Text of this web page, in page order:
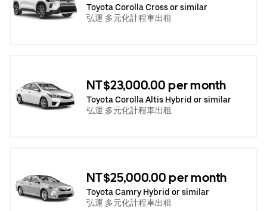
Toyota Corolla Cross or similar
弘運 多元化計程車出租
NT$23,000.00 per month
Toyota Corolla Altis Hybrid or similar
弘運 多元化計程車出租
NT$25,000.00 per month
Toyota Camry Hybrid or similar
弘運 多元化計程車出租